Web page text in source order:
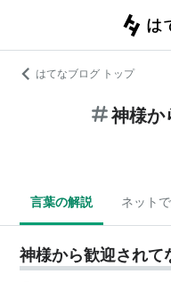
はてなブログ トップ
神様か
言葉の解説 ネット
神様から歓迎されて